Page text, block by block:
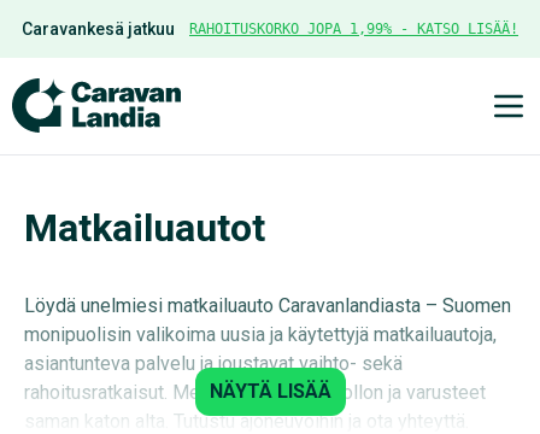
Caravankesä jatkuu RAHOITUSKORKO JOPA 1,99% - KATSO LISÄÄ!
Matkailuautot
Löydä unelmiesi matkailuauto Caravanlandiasta – Suomen
monipuolisin valikoima uusia ja käytettyjä matkailuautoja,
asiantunteva palvelu ja joustavat vaihto- sekä
rahoitusratkaisut. Meiltä saat myös huollon ja varusteet
saman katon alta. Tutustu ajoneuvoihin ja ota yhteyttä.
NÄYTÄ LISÄÄ